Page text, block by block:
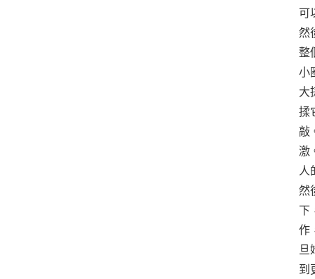
可
然
整
小
大
揉
敲
激
人
然
下
作
旦
到